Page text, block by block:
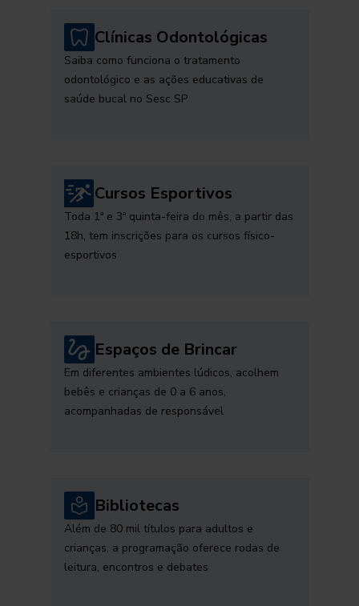
Clínicas Odontológicas
Saiba como funciona o tratamento
odontológico e as ações educativas de
saúde bucal no Sesc SP
Cursos Esportivos
Toda 1ª e 3ª quinta-feira do mês, a partir das
18h, tem inscrições para os cursos físico-
esportivos
Espaços de Brincar
Em diferentes ambientes lúdicos, acolhem
bebês e crianças de 0 a 6 anos,
acompanhadas de responsável
Bibliotecas
Além de 80 mil títulos para adultos e
crianças, a programação oferece rodas de
leitura, encontros e debates